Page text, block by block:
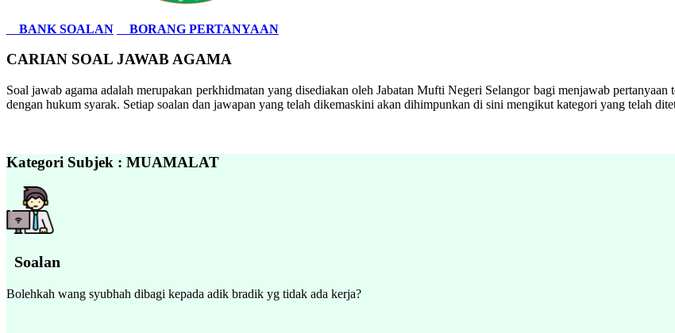
BANK SOALAN BORANG PERTANYAAN
CARIAN SOAL JAWAB AGAMA
Soal jawab agama adalah merupakan perkhidmatan yang disediakan oleh Jabatan Mufti Negeri Selangor bagi menjawab
dengan hukum syarak. Setiap soalan dan jawapan yang telah dikemaskini akan dihimpunkan di sini mengikut kategori yang telah
Kategori Subjek : MUAMALAT
Soalan
Bolehkah wang syubhah dibagi kepada adik bradik yg tidak ada kerja?